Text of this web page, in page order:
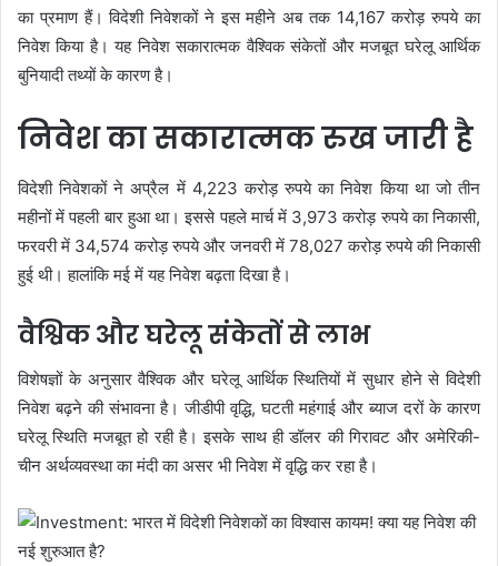
का प्रमाण हैं। विदेशी निवेशकों ने इस महीने अब तक 14,167 करोड़ रुपये का
निवेश किया है। यह निवेश सकारात्मक वैश्विक संकेतों और मजबूत घरेलू आर्थिक
बुनियादी तथ्यों के कारण है।
निवेश का सकारात्मक रुख जारी है
विदेशी निवेशकों ने अप्रैल में 4,223 करोड़ रुपये का निवेश किया था जो तीन
महीनों में पहली बार हुआ था। इससे पहले मार्च में 3,973 करोड़ रुपये का निकासी,
फरवरी में 34,574 करोड़ रुपये और जनवरी में 78,027 करोड़ रुपये की निकासी
हुई थी। हालांकि मई में यह निवेश बढ़ता दिखा है।
वैश्विक और घरेलू संकेतों से लाभ
विशेषज्ञों के अनुसार वैश्विक और घरेलू आर्थिक स्थितियों में सुधार होने से विदेशी
निवेश बढ़ने की संभावना है। जीडीपी वृद्धि, घटती महंगाई और ब्याज दरों के कारण
घरेलू स्थिति मजबूत हो रही है। इसके साथ ही डॉलर की गिरावट और अमेरिकी-
चीन अर्थव्यवस्था का मंदी का असर भी निवेश में वृद्धि कर रहा है।